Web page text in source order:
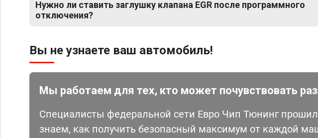
Нужно ли ставить заглушку клапана EGR после программного
отключения?
Вы не узнаете ваш автомобиль!
Мы работаем для тех, кто может почувствовать
Специалисты федеральной сети Евро Чип Тюнинг
знаем, как получить безопасный максимум от каждой